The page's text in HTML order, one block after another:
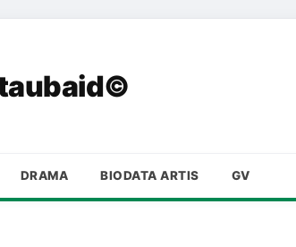
DRAMA BIODATA ARTIS GV